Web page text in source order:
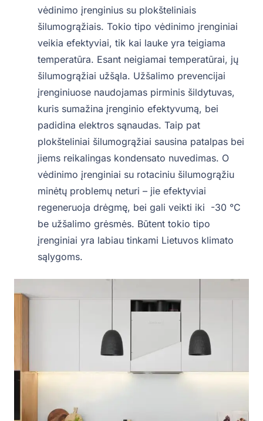
vėdinimo įrenginius su plokšteliniais
šilumogrąžiais. Tokio tipo vėdinimo įrenginiai
veikia efektyviai, tik kai lauke yra teigiama
temperatūra. Esant neigiamai temperatūrai, jų
šilumogrąžiai užšąla. Užšalimo prevencijai
įrenginiuose naudojamas pirminis šildytuvas,
kuris sumažina įrenginio efektyvumą, bei
padidina elektros sąnaudas. Taip pat
plokšteliniai šilumogrąžiai sausina patalpas bei
jiems reikalingas kondensato nuvedimas. O
vėdinimo įrenginiai su rotaciniu šilumogrąžiu
minėtų problemų neturi – jie efektyviai
regeneruoja drėgmę, bei gali veikti iki -30 °C
be užšalimo grėsmės. Būtent tokio tipo
įrenginiai yra labiau tinkami Lietuvos klimato
sąlygoms.